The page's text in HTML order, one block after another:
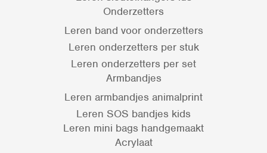
Onderzetters
Leren band voor onderzetters
Leren onderzetters per stuk
Leren onderzetters per set
Armbandjes
Leren armbandjes animalprint
Leren SOS bandjes kids
Leren mini bags handgemaakt
Acrylaat